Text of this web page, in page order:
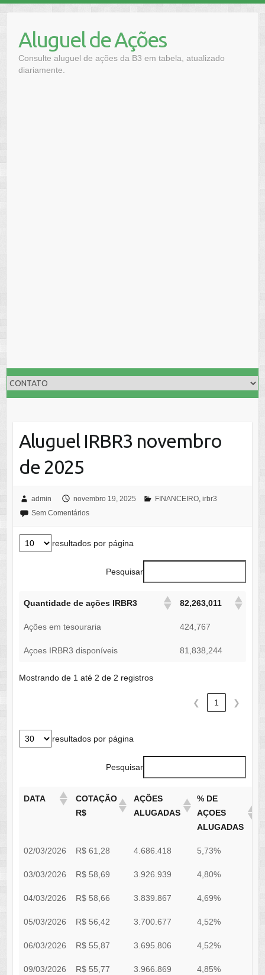
contentAluguel de Ações
Consulte aluguel de ações da B3 em tabela, atualizado
diariamente.
Aluguel IRBR3 novembro
de 2025
admin novembro 19, 2025 FINANCEIRO, irbr3
Sem Comentários
resultados por página
Pesquisar
Quantidade de ações IRBR3 82,263,011
Ações em tesouraria 424,767
Açoes IRBR3 disponíveis 81,838,244
Mostrando de 1 até 2 de 2 registros
❮ 1 ❯
resultados por página
Pesquisar
DATA
COTAÇÃO
R$
AÇÕES
ALUGADAS
% DE
AÇOES
ALUGADAS
02/03/2026 R$ 61,28 4.686.418 5,73%
03/03/2026 R$ 58,69 3.926.939 4,80%
04/03/2026 R$ 58,66 3.839.867 4,69%
05/03/2026 R$ 56,42 3.700.677 4,52%
06/03/2026 R$ 55,87 3.695.806 4,52%
09/03/2026 R$ 55,77 3.966.869 4,85%